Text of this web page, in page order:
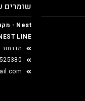
שומרים
Nest - מקום להורים וטף
LINE
מדרחוב